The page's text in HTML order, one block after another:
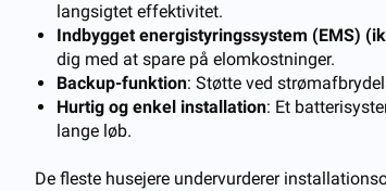
langsigtet effektivitet.
Indbygget energistyringssystem (EMS)
dig med at spare på elomkostninger.
Backup-funktion: Støtte ved
Hurtig og enkel installation: Et
lange løb.
De fleste husejere undervurderer